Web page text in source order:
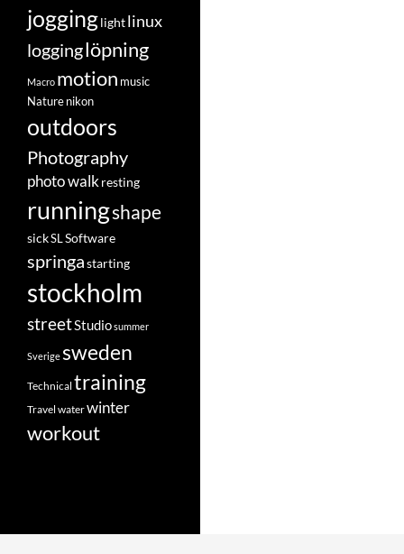
jogginglightlinux
logginglöpning
Macro motion music
Naturenikon
outdoors
Photography
photo walkresting
runningshape
sickSLSoftware
springastarting
stockholm
streetStudiosummer
Sverigesweden
Technical training
Travel waterwinter
workout